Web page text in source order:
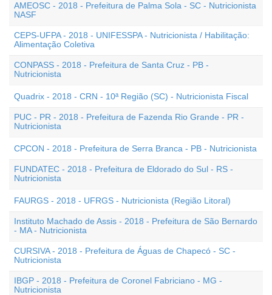
AMEOSC - 2018 - Prefeitura de Palma Sola - SC - Nutricionista
NASF
CEPS-UFPA - 2018 - UNIFESSPA - Nutricionista / Habilitação:
Alimentação Coletiva
CONPASS - 2018 - Prefeitura de Santa Cruz - PB -
Nutricionista
Quadrix - 2018 - CRN - 10ª Região (SC) - Nutricionista Fiscal
PUC - PR - 2018 - Prefeitura de Fazenda Rio Grande - PR -
Nutricionista
CPCON - 2018 - Prefeitura de Serra Branca - PB - Nutricionista
FUNDATEC - 2018 - Prefeitura de Eldorado do Sul - RS -
Nutricionista
FAURGS - 2018 - UFRGS - Nutricionista (Região Litoral)
Instituto Machado de Assis - 2018 - Prefeitura de São Bernardo
- MA - Nutricionista
CURSIVA - 2018 - Prefeitura de Águas de Chapecó - SC -
Nutricionista
IBGP - 2018 - Prefeitura de Coronel Fabriciano - MG -
Nutricionista